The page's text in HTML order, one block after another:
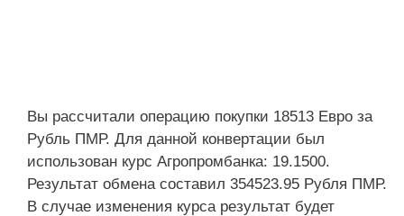
Вы рассчитали операцию покупки 18513 Евро за
Рубль ПМР. Для данной конвертации был
использован курс Агропромбанка: 19.1500.
Результат обмена составил 354523.95 Рубля ПМР.
В случае изменения курса результат будет